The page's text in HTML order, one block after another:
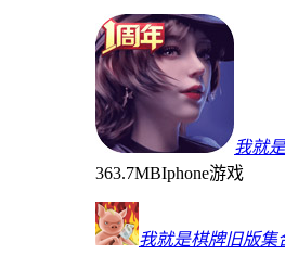
我就
363.7MBIphone游戏
我就是棋牌旧版集